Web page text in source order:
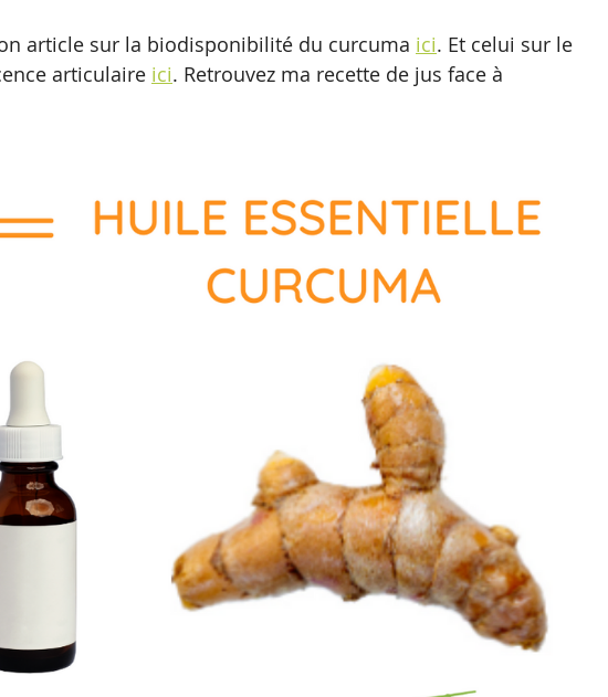
article sur la biodisponibilité du curcuma ici. Et celui sur le
articulaire ici. Retrouvez ma recette de jus face à